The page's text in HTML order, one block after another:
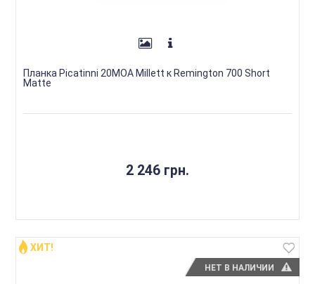
Планка Picatinni 20MOA Millett к Remington 700 Short
Matte
2 246 грн.
НЕТ В НАЛИЧИИ
ХИТ!